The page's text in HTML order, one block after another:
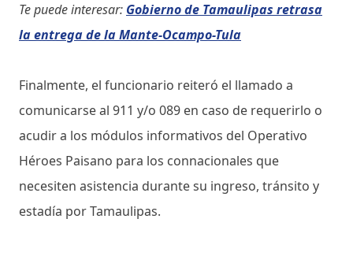
Te puede interesar: Gobierno de Tamaulipas retrasa
la entrega de la Mante-Ocampo-Tula
Finalmente, el funcionario reiteró el llamado a
comunicarse al 911 y/o 089 en caso de requerirlo o
acudir a los módulos informativos del Operativo
Héroes Paisano para los connacionales que
necesiten asistencia durante su ingreso, tránsito y
estadía por Tamaulipas.